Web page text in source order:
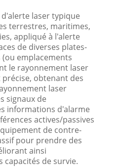
laser typique
terrestres, maritimes,
appliqué à l'alerte
de diverses plates-
emplacements
le rayonnement laser
obtenant des
laser
signaux de
informations d'alarme
actives/passives
de contre-
pour prendre des
ainsi
capacités de survie.